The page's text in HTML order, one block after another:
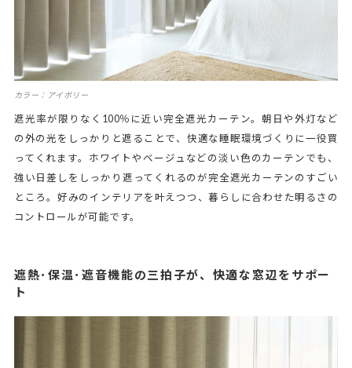
カラー：アイボリー
遮光率が限りなく100％に近い完全遮光カーテン。朝日や外灯など
の外の光をしっかりと遮ることで、快適な睡眠環境づくりに一役買
ってくれます。ホワイトやベージュなどの淡い色のカーテンでも、
強い日差しをしっかり遮ってくれるのが完全遮光カーテンのすごい
ところ。好みのインテリアを叶えつつ、暮らしに合わせた明るさの
コントロールが可能です。
遮熱･保温･遮音機能の三拍子が、快適な窓辺をサポー
ト